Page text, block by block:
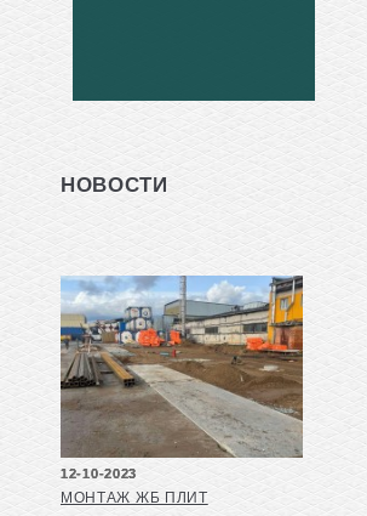
НОВОСТИ
12-10-2023
МОНТАЖ ЖБ ПЛИТ